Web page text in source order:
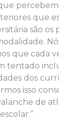
que
são os
que cada
tentado
dos
isso
de